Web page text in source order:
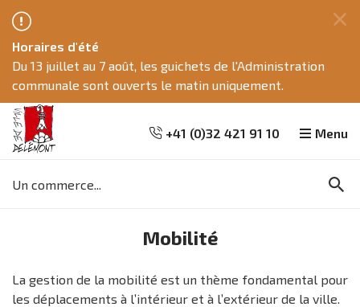
recherche
navigation
Horaires d'été
Du 13 juillet au 7 août, les guichets de l'Administration
communale sont ouverts le matin uniquement.
+41 (0)32 421 91 10
clés
Menu
Mobilité
La gestion de la mobilité est un thème fondamental pour
les déplacements à l’intérieur et à l’extérieur de la ville.